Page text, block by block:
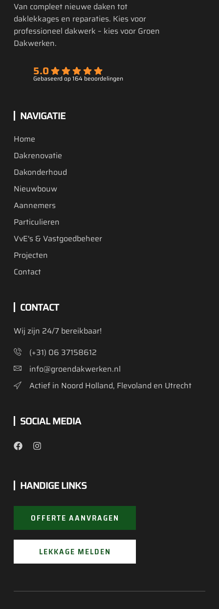
Van compleet nieuwe daken tot
daklekkages en reparaties. Kies voor
professioneel dakwerk – kies voor Groen
Dakwerken.
5.0
Gebaseerd op 164 beoordelingen
NAVIGATIE
Home
Dakrenovatie
Dakonderhoud
Nieuwbouw
Aannemers
Particulieren
VvE's & Vastgoedbeheer
Projecten
Contact
CONTACT
Wij zijn 24/7 bereikbaar!
(+31) 06 37158612
info@groendakwerken.nl
Actief in Noord Holland, Flevoland en Utrecht
SOCIAL MEDIA
HANDIGE LINKS
OFFERTE AANVRAGEN
LEKKAGE MELDEN